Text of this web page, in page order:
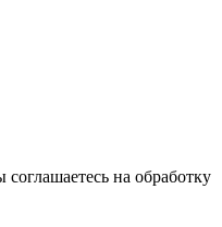
на обработку